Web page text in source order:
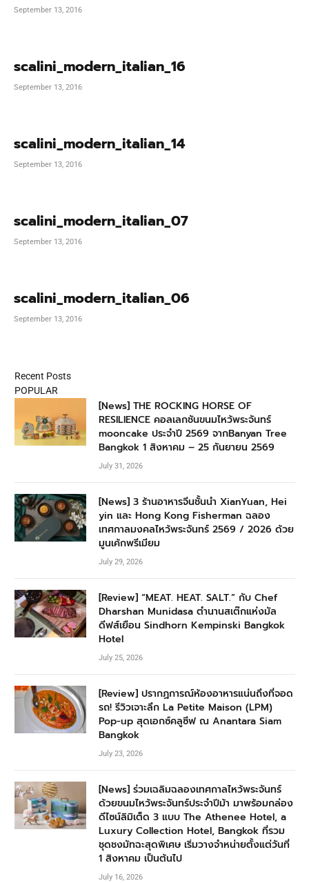
September 13, 2016
scalini_modern_italian_16
September 13, 2016
scalini_modern_italian_14
September 13, 2016
scalini_modern_italian_07
September 13, 2016
scalini_modern_italian_06
September 13, 2016
Recent Posts
POPULAR
[News] THE ROCKING HORSE OF
RESILIENCE คอลเลกชันขนมไหว้พระจันทร์
mooncake ประจำปี 2569 จากBanyan Tree
Bangkok 1 สิงหาคม – 25 กันยายน 2569
July 31, 2026
[News] 3 ร้านอาหารจีนชั้นนำ XianYuan, Hei
yin และ Hong Kong Fisherman ฉลอง
เทศกาลมงคลไหว้พระจันทร์ 2569 / 2026 ด้วย
มูนเค้กพรีเมียม
July 29, 2026
[Review] “MEAT. HEAT. SALT.” กับ Chef
Dharshan Munidasa ตำนานสเต๊กแห่งมัล
ดีฟส์เยือน Sindhorn Kempinski Bangkok
Hotel
July 25, 2026
[Review] ปรากฏการณ์ห้องอาหารแน่นถึงที่จอด
รถ! รีวิวเจาะลึก La Petite Maison (LPM)
Pop-up สุดเอกซ์คลูซีฟ ณ Anantara Siam
Bangkok
July 23, 2026
[News] ร่วมเฉลิมฉลองเทศกาลไหว้พระจันทร์
ด้วยขนมไหว้พระจันทร์ประจำปีม้า มาพร้อมกล่อง
ดีไซน์ลิมิเต็ด 3 แบบ The Athenee Hotel, a
Luxury Collection Hotel, Bangkok ที่รวม
ชุดชงมัทฉะสุดพิเศษ เริ่มวางจำหน่ายตั้งแต่วันที่
1 สิงหาคม เป็นต้นไป
July 16, 2026